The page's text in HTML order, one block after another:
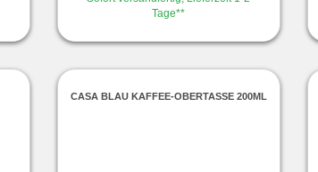
Tage**
CASA BLAU KAFFEE-OBERTASSE 200ML